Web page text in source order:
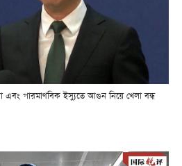
এবং পারমাণবিক ইস্যুতে আগুন নিয়ে খেলা বন্ধ